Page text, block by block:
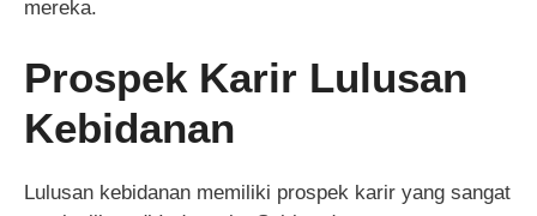
mereka.
Prospek Karir Lulusan
Kebidanan
Lulusan kebidanan memiliki prospek karir yang sangat